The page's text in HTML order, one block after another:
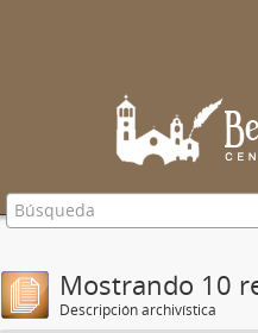
Mostrando 10
Descripción archivística